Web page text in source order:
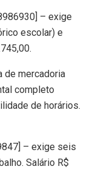
– exige
escolar) e
de mercadoria
completo
de horários.
– exige seis
Salário R$